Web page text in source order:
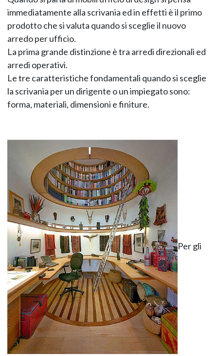
GIANO WOOD –
immediatamente alla scrivania ed in effetti è il primo
prodotto che si valuta quando si sceglie il nuovo
arredo per ufficio.
La prima grande distinzione è tra arredi direzionali ed
arredi operativi.
Le tre caratteristiche fondamentali quando si sceglie
la scrivania per un dirigente o un impiegato sono:
forma, materiali, dimensioni e finiture.
Per gli